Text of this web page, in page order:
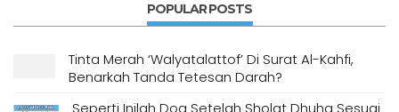
POPULAR POSTS
Tinta Merah ‘Walyatalattof’ Di Surat Al-Kahfi,
Benarkah Tanda Tetesan Darah?
Seperti Inilah Doa Setelah Sholat Dhuha Sesuai